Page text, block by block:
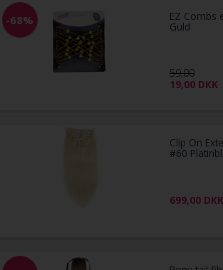
-68% EZ Combs
Guld
59,00
19,00 DKK
Clip On
#60
699,00 DKK